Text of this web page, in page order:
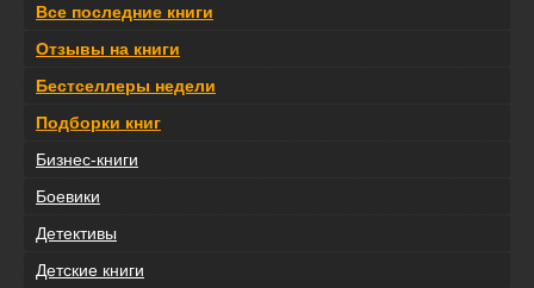
Все последние книги
Отзывы на книги
Бестселлеры недели
Подборки книг
Бизнес-книги
Боевики
Детективы
Детские книги